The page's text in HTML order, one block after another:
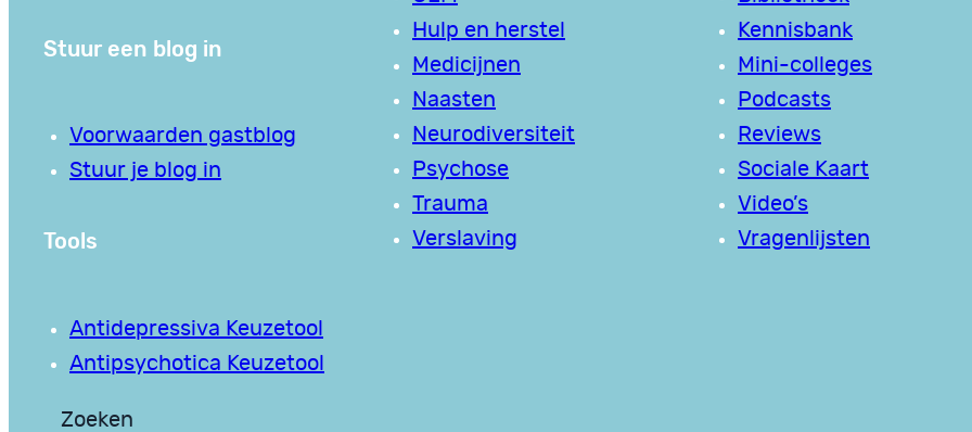
Stuur een blog in
Voorwaarden gastblog
Stuur je blog in
Tools
Antidepressiva Keuzetool
Antipsychotica Keuzetool
Hulp en herstel
Medicijnen
Naasten
Neurodiversiteit
Psychose
Trauma
Verslaving
Kennisbank
Mini-colleges
Podcasts
Reviews
Sociale Kaart
Video’s
Vragenlijsten
Zoeken